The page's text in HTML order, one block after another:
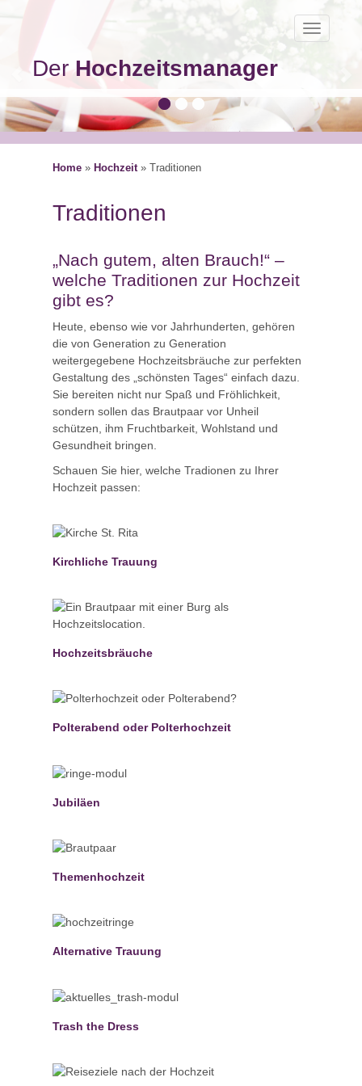
Toggle
DerHochzeitsmanager
Home » Hochzeit » Traditionen
Traditionen
„Nach gutem, alten Brauch!“ –
welche Traditionen zur Hochzeit
gibt es?
Heute, ebenso wie vor Jahrhunderten, gehören
die von Generation zu Generation
weitergegebene Hochzeitsbräuche zur perfekten
Gestaltung des „schönsten Tages“ einfach dazu.
Sie bereiten nicht nur Spaß und Fröhlichkeit,
sondern sollen das Brautpaar vor Unheil
schützen, ihm Fruchtbarkeit, Wohlstand und
Gesundheit bringen.
Schauen Sie hier, welche Tradionen zu Ihrer
Hochzeit passen:
Kirchliche Trauung
Hochzeitsbräuche
Polterabend oder Polterhochzeit
Jubiläen
Themenhochzeit
Alternative Trauung
Trash the Dress